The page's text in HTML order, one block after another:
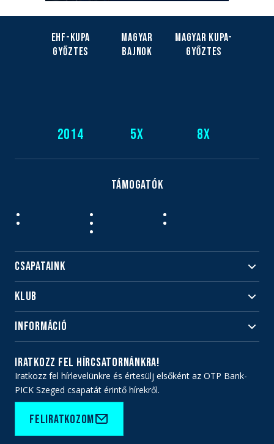
EHF-Kupa
győztes
2014
Magyar
bajnok
5x
Magyar kupa-
győztes
8x
Támogatók
Csapataink
Felnőtt
Akadémia
Utánpótlás
Klub
#HandballFamily
#kékek szívügyünk
Munkatársaink
PICK Aréna
Sajtóakkreditáció
Információ
Jegy- és bérletvásárlás
Webshop
Impresszum
Adatvédelem
Felhasználási feltételek
iratkozz fel hírcsatornánkra!
Iratkozz fel hírlevelünkre és értesülj elsőként az OTP Bank-
PICK Szeged csapatát érintő hírekről.
Feliratkozom